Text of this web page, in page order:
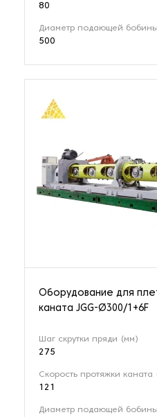
80
Диаметр подающей
500
Оборудование для
каната JGG-Ø300/1+6F
Шаг скрутки пряди (мм)
275
Скорость протяжки
121
Диаметр подающей